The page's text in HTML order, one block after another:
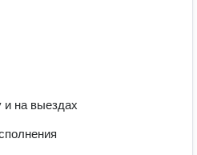
и на выездах